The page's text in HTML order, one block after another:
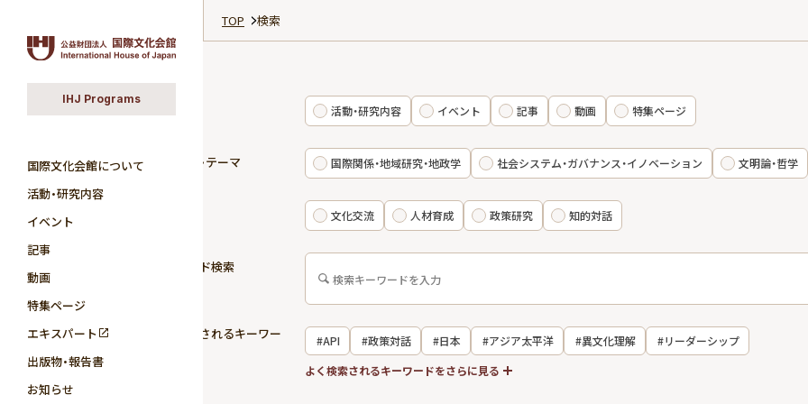
IHJ Programs
国際文化会館について
活動・研究内容
イベント
記事
動画
特集ページ
エキスパート
出版物・報告書
お知らせ
TOP 検索
活動・研究内容 イベント 記事 動画 特集ページ
研究分野・テーマ 国際関係・地域研究・地政学 社会システム・ガバナンス・イノベーション 文明論・哲学
文化交流 人材育成 政策研究 知的対話
キーワード検索
よく検索されるキーワー #API #政策対話 #日本 #アジア太平洋 #異文化理解
#リーダーシップ
#国際関係
よく検索されるキーワードをさらに見る